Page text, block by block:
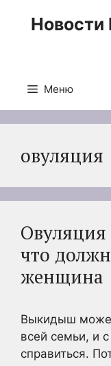
Новости
Меню
овуляция
что
женщина
Выкидыш
всей семьи, и
справиться.